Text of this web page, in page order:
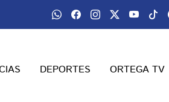
DEPORTES ORTEGA TV